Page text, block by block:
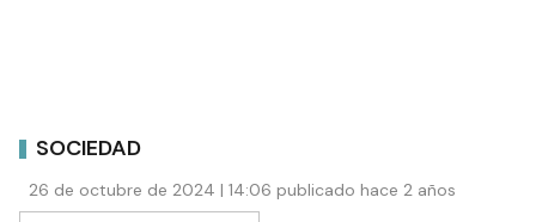
SOCIEDAD
26 de octubre de 2024 | 14:06 publicado hace 2 años